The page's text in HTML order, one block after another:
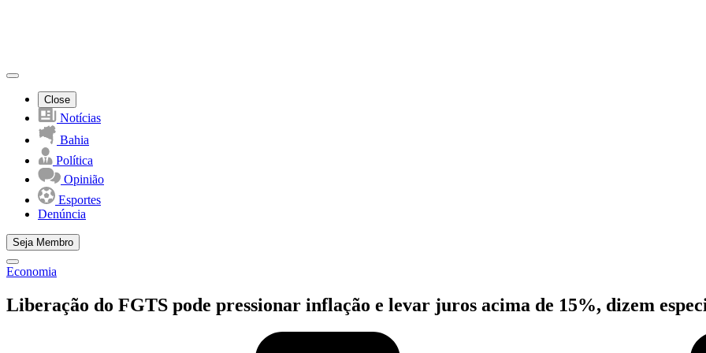
Close
Notícias
Bahia
Política
Opinião
Esportes
Denúncia
Seja Membro
Economia
Liberação do FGTS pode pressionar inflação e levar juros acima de 15%, dizem